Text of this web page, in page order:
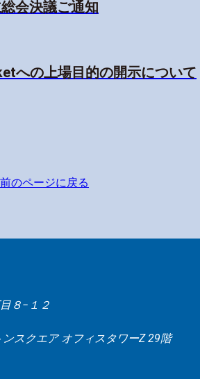
会決議ご通知
への上場目的の開示について
前のページに戻る
８−１２
スクエア オフィスタワーZ 29階